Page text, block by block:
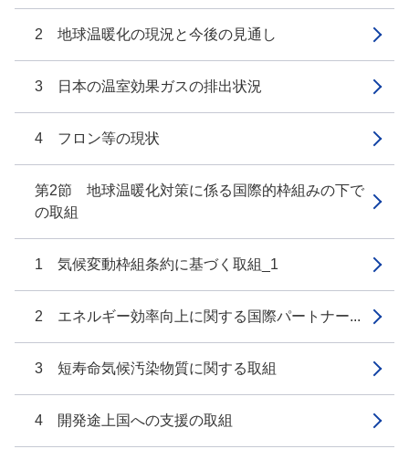
2 地球温暖化の現況と今後の見通し
3 日本の温室効果ガスの排出状況
4 フロン等の現状
第2節 地球温暖化対策に係る国際的枠組みの下で
の取組
1 気候変動枠組条約に基づく取組_1
2 エネルギー効率向上に関する国際パートナー...
3 短寿命気候汚染物質に関する取組
4 開発途上国への支援の取組